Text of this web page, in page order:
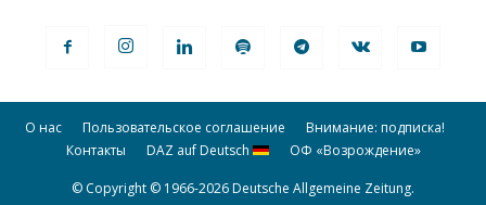
О нас Пользовательское соглашение
Внимание: подписка!
Контакты
DAZ auf Deutsch ОФ «Возрождение»
© Copyright © 1966-2026 Deutsche Allgemeine Zeitung.